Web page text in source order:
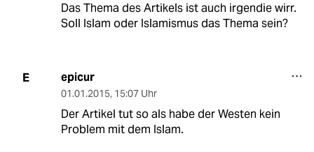
Das Thema des Artikels ist auch irgendie wirr.
Soll Islam oder Islamismus das Thema sein?
E epicur
01.01.2015, 15:07 Uhr
Der Artikel tut so als habe der Westen kein
Problem mit dem Islam.